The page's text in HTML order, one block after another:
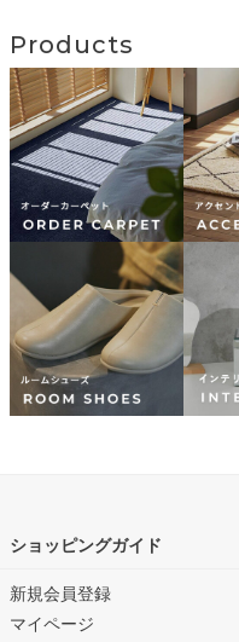
Products
ショッピングガイド
新規会員登録
マイページ